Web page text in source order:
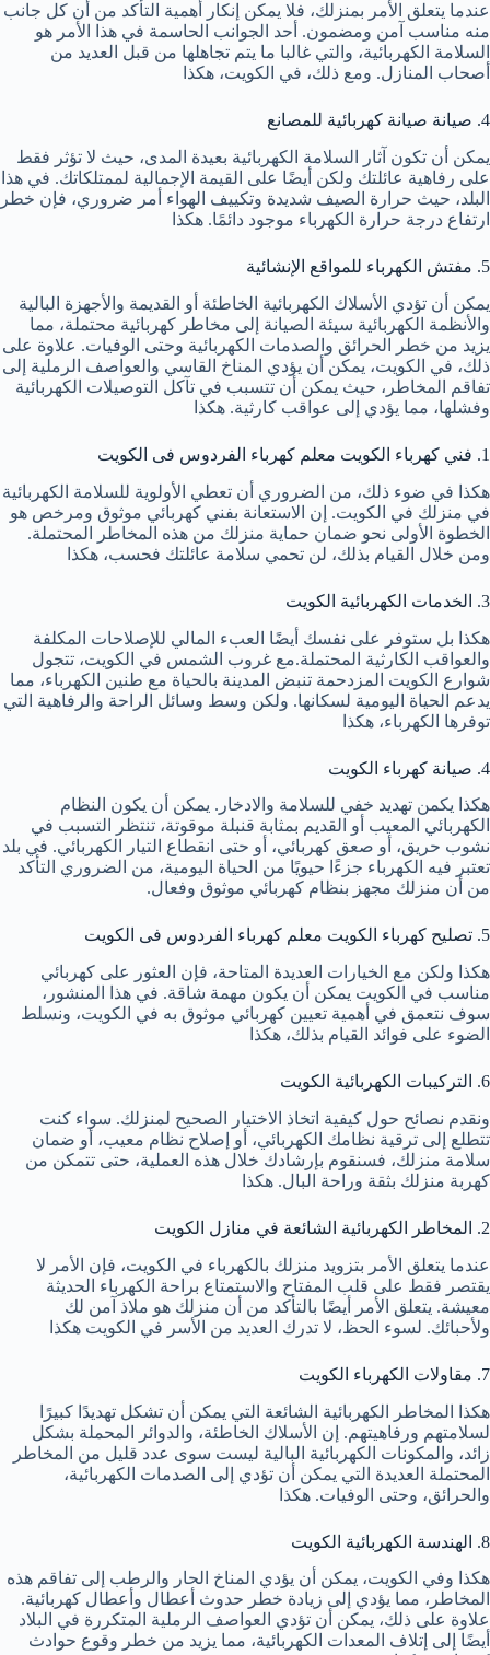
عندما يتعلق الأمر بمنزلك، فلا يمكن إنكار أهمية التأكد من أن كل جانب
منه مناسب آمن ومضمون. أحد الجوانب الحاسمة في هذا الأمر هو
السلامة الكهربائية، والتي غالبا ما يتم تجاهلها من قبل العديد من
أصحاب المنازل. ومع ذلك، في الكويت، هكذا
4. صيانة صيانة كهربائية للمصانع
يمكن أن تكون آثار السلامة الكهربائية بعيدة المدى، حيث لا تؤثر فقط
على رفاهية عائلتك ولكن أيضًا على القيمة الإجمالية لممتلكاتك. في هذا
البلد، حيث حرارة الصيف شديدة وتكييف الهواء أمر ضروري، فإن خطر
ارتفاع درجة حرارة الكهرباء موجود دائمًا. هكذا
5. مفتش الكهرباء للمواقع الإنشائية
يمكن أن تؤدي الأسلاك الكهربائية الخاطئة أو القديمة والأجهزة البالية
والأنظمة الكهربائية سيئة الصيانة إلى مخاطر كهربائية محتملة، مما
يزيد من خطر الحرائق والصدمات الكهربائية وحتى الوفيات. علاوة على
ذلك، في الكويت، يمكن أن يؤدي المناخ القاسي والعواصف الرملية إلى
تفاقم المخاطر، حيث يمكن أن تتسبب في تآكل التوصيلات الكهربائية
وفشلها، مما يؤدي إلى عواقب كارثية. هكذا
1. فني كهرباء الكويت معلم كهرباء الفردوس فى الكويت
هكذا في ضوء ذلك، من الضروري أن تعطي الأولوية للسلامة الكهربائية
في منزلك في الكويت. إن الاستعانة بفني كهربائي موثوق ومرخص هو
الخطوة الأولى نحو ضمان حماية منزلك من هذه المخاطر المحتملة.
ومن خلال القيام بذلك، لن تحمي سلامة عائلتك فحسب، هكذا
3. الخدمات الكهربائية الكويت
هكذا بل ستوفر على نفسك أيضًا العبء المالي للإصلاحات المكلفة
والعواقب الكارثية المحتملة.مع غروب الشمس في الكويت، تتجول
شوارع الكويت المزدحمة تنبض المدينة بالحياة مع طنين الكهرباء، مما
يدعم الحياة اليومية لسكانها. ولكن وسط وسائل الراحة والرفاهية التي
توفرها الكهرباء، هكذا
4. صيانة كهرباء الكويت
هكذا يكمن تهديد خفي للسلامة والادخار. يمكن أن يكون النظام
الكهربائي المعيب أو القديم بمثابة قنبلة موقوتة، تنتظر التسبب في
نشوب حريق، أو صعق كهربائي، أو حتى انقطاع التيار الكهربائي. في بلد
تعتبر فيه الكهرباء جزءًا حيويًا من الحياة اليومية، من الضروري التأكد
من أن منزلك مجهز بنظام كهربائي موثوق وفعال.
5. تصليح كهرباء الكويت معلم كهرباء الفردوس فى الكويت
هكذا ولكن مع الخيارات العديدة المتاحة، فإن العثور على كهربائي
مناسب في الكويت يمكن أن يكون مهمة شاقة. في هذا المنشور،
سوف نتعمق في أهمية تعيين كهربائي موثوق به في الكويت، ونسلط
الضوء على فوائد القيام بذلك، هكذا
6. التركيبات الكهربائية الكويت
ونقدم نصائح حول كيفية اتخاذ الاختيار الصحيح لمنزلك. سواء كنت
تتطلع إلى ترقية نظامك الكهربائي، أو إصلاح نظام معيب، أو ضمان
سلامة منزلك، فسنقوم بإرشادك خلال هذه العملية، حتى تتمكن من
كهربة منزلك بثقة وراحة البال. هكذا
2. المخاطر الكهربائية الشائعة في منازل الكويت
عندما يتعلق الأمر بتزويد منزلك بالكهرباء في الكويت، فإن الأمر لا
يقتصر فقط على قلب المفتاح والاستمتاع براحة الكهرباء الحديثة
معيشة. يتعلق الأمر أيضًا بالتأكد من أن منزلك هو ملاذ آمن لك
ولأحبائك. لسوء الحظ، لا تدرك العديد من الأسر في الكويت هكذا
7. مقاولات الكهرباء الكويت
هكذا المخاطر الكهربائية الشائعة التي يمكن أن تشكل تهديدًا كبيرًا
لسلامتهم ورفاهيتهم. إن الأسلاك الخاطئة، والدوائر المحملة بشكل
زائد، والمكونات الكهربائية البالية ليست سوى عدد قليل من المخاطر
المحتملة العديدة التي يمكن أن تؤدي إلى الصدمات الكهربائية،
والحرائق، وحتى الوفيات. هكذا
8. الهندسة الكهربائية الكويت
هكذا وفي الكويت، يمكن أن يؤدي المناخ الحار والرطب إلى تفاقم هذه
المخاطر، مما يؤدي إلى زيادة خطر حدوث أعطال وأعطال كهربائية.
علاوة على ذلك، يمكن أن تؤدي العواصف الرملية المتكررة في البلاد
أيضًا إلى إتلاف المعدات الكهربائية، مما يزيد من خطر وقوع حوادث